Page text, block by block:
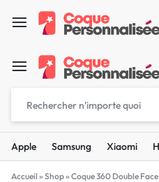
Apple Samsung Xiaomi
Accueil » Shop» Coque 360 Double